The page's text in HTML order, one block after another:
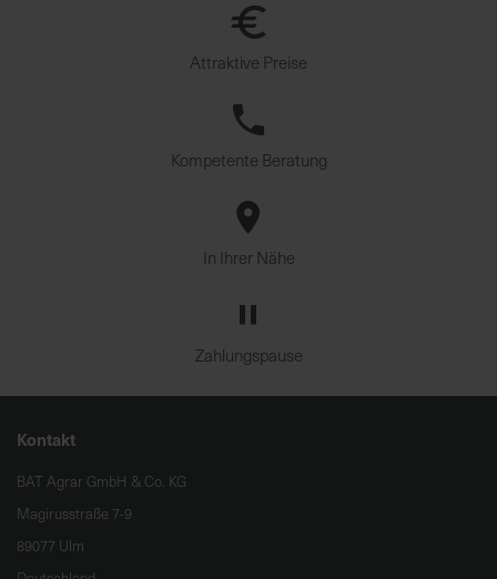
Attraktive Preise
Kompetente Beratung
In Ihrer Nähe
Zahlungspause
Kontakt
BAT Agrar GmbH & Co. KG
Magirusstraße 7-9
89077 Ulm